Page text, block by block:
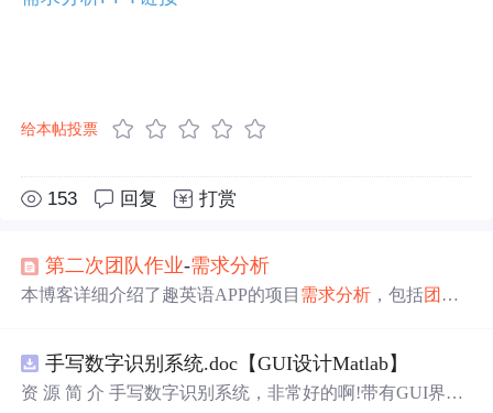
给本帖投票
153 回复 打赏
第二次 团队作业-需求分析
本博客详细介绍了趣英语APP的项目 需求分析 ，包括团队
使用户快乐学习英语。
手写数字识别系统.doc【GUI设计Matlab】
资 源 简 介 手写数字识别系统，非常好的啊!带有GUI界